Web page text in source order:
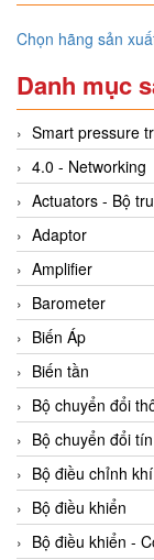
Chọn hãng sản
Danh mục
Smart pressure
4.0 - Networking
Actuators - Bộ
Adaptor
Amplifier
Barometer
Biến Áp
Biến tần
Bộ chuyển đổi
Bộ chuyển đổi
Bộ điều chỉnh
Bộ điều khiển
Bộ điều khiển -